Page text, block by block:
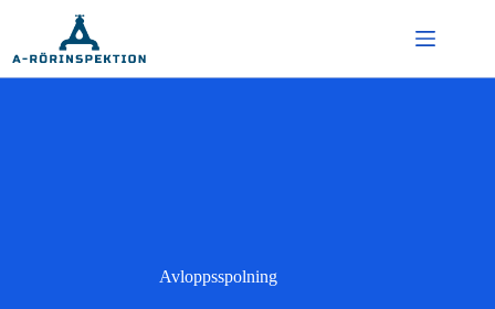
innehåll
Avloppsspolning